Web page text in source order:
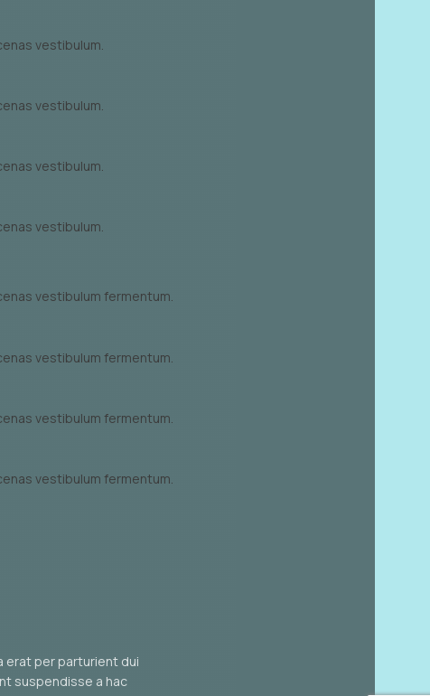
vestibulum.
vestibulum.
vestibulum.
vestibulum.
vestibulum fermentum.
vestibulum fermentum.
vestibulum fermentum.
vestibulum fermentum.
erat per parturient dui
suspendisse a hac